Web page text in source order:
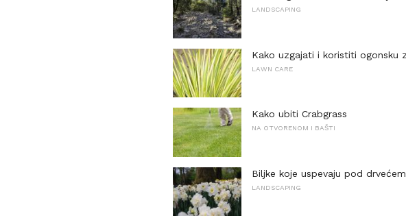
LANDSCAPING
Kako uzgajati i koristiti ogonsku
LAWN CARE
Kako ubiti Crabgrass
NA OTVORENOM I BAŠTI
Biljke koje uspevaju pod drvećem
LANDSCAPING